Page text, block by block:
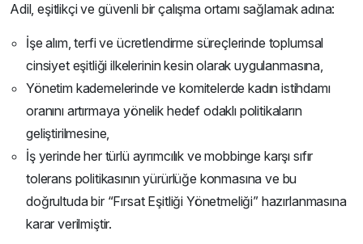
Adil, eşitlikçi ve güvenli bir çalışma ortamı sağlamak adına:
İşe alım, terfi ve ücretlendirme süreçlerinde toplumsal
cinsiyet eşitliği ilkelerinin kesin olarak uygulanmasına,
Yönetim kademelerinde ve komitelerde kadın istihdamı
oranını artırmaya yönelik hedef odaklı politikaların
geliştirilmesine,
İş yerinde her türlü ayrımcılık ve mobbinge karşı sıfır
tolerans politikasının yürürlüğe konmasına ve bu
doğrultuda bir “Fırsat Eşitliği Yönetmeliği” hazırlanmasına
karar verilmiştir.